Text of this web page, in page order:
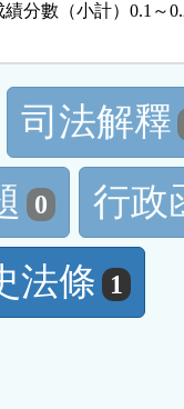
分數（小計）0.1～
司法解釋
0
行政
法條 1